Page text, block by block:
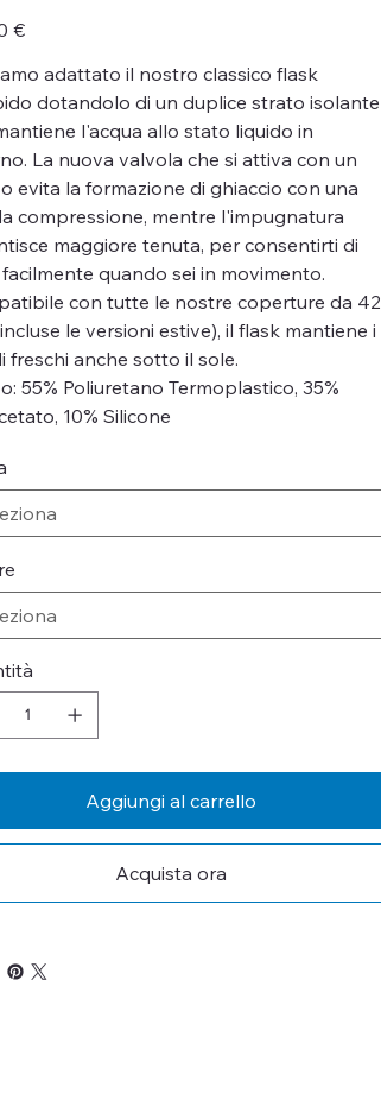
€
adattato il nostro classico flask
dotandolo di un duplice strato isolante
l'acqua allo stato liquido in
La nuova valvola che si attiva con un
evita la formazione di ghiaccio con una
compressione, mentre l'impugnatura
maggiore tenuta, per consentirti di
quando sei in movimento.
con tutte le nostre coperture da 42
le versioni estive), il flask mantiene i
freschi anche sotto il sole.
55% Poliuretano Termoplastico, 35%
10% Silicone
Aggiungi al carrello
Acquista ora